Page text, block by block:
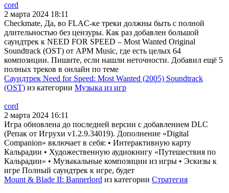
cord
2 марта 2024 18:11
Checkmate, Да, во FLAC-ке треки должны быть с полной
длительностью без цензуры. Как раз добавлен большой
саундтрек к NEED FOR SPEED – Most Wanted Original
Soundtrack (OST) от APM Music, где есть целых 64
композиции. Пишите, если нашли неточности. Добавил ещё 5
полных треков в онлайн по теме
Саундтрек Need for Speed: Most Wanted (2005) Soundtrack
(OST) из категории Музыка из игр
cord
2 марта 2024 16:11
Игра обновлена до последней версии с добавлением DLC
(Репак от Игрухи v1.2.9.34019). Дополнение «Digital
Companion» включает в себя: • Интерактивную карту
Кальрадии • Художественную аудиокнигу «Путешествия по
Кальрадии» • Музыкальные композиции из игры • Эскизы к
игре Полный саундтрек к игре, будет
Mount & Blade II: Bannerlord из категории Стратегия